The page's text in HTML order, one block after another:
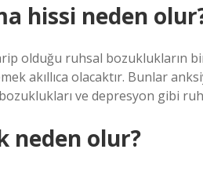
hissi neden
olduğu ruhsal bozuklukların
akıllıca olacaktır. Bunlar
ve depresyon gibi
neden olur?